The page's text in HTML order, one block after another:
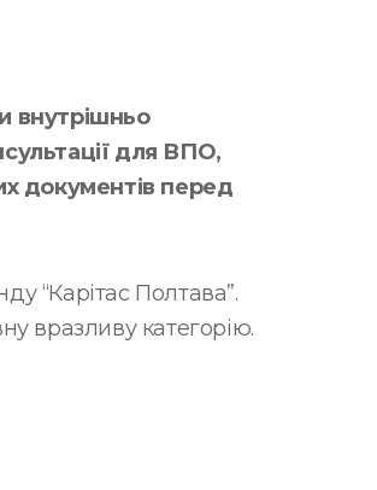
внутрішньо
для ВПО,
документів перед
“Карітас Полтава”.
вразливу категорію.